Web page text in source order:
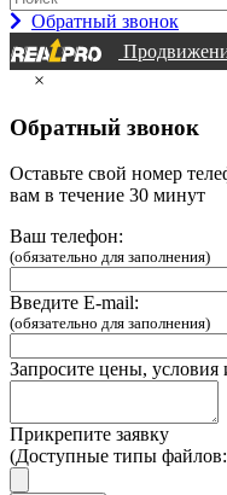
Обратный звонок
×
Обратный звонок
Оставьте свой номер
вам в течение 30 минут
Ваш телефон:
(обязательно для заполнения)
Введите E-mail:
(обязательно для заполнения)
Запросите цены, условия
Прикрепите заявку
(Доступные типы файлов: